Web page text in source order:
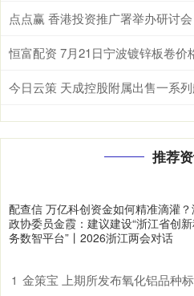
点点赢 香港投资推广署举办研讨
恒富配资 7月21日宁波镀锌板卷价
今日云策 天成控股附属出售一系
推荐
配查信 万亿科创资金如何精准滴灌
政协委员金霞：建议建设“浙江省创
务数智平台”丨2026浙江两会对话
1 金策宝 上期所发布氧化铝品种